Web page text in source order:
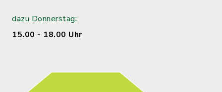
dazu Donnerstag:
15.00 - 18.00 Uhr